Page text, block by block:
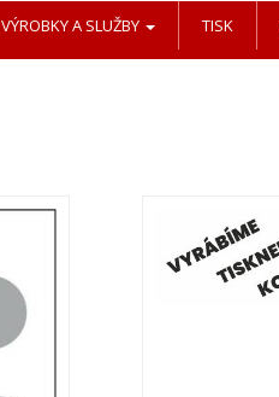
VÝROBKY A SLUŽBY TISK